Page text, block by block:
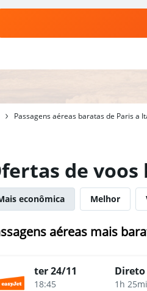
Passagens aéreas baratas de Paris a
de
econômica Melhor
aéreas mais
ter 24/11
18:45
Direto
1h